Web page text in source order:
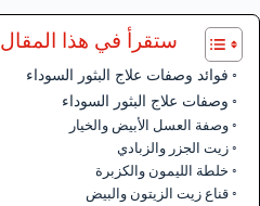
ستقرأ في هذا المقال
فوائد وصفات علاج البثور السوداء
وصفات علاج البثور السوداء
وصفة العسل الأبيض والخيار
زيت الجزر والزبادي
خلطة الليمون والكزبرة
قناع زيت الزيتون والبيض